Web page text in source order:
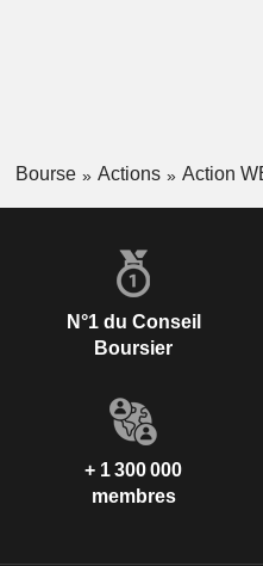
Bourse Actions Action
N°1 du Conseil
Boursier
+ 1 300 000
membres